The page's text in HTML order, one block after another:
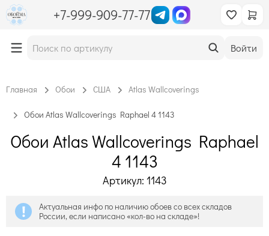
+7-999-909-77-77
Войти
Главная Обои США Atlas Wallcoverings
Обои Atlas Wallcoverings Raphael 4 1143
Обои Atlas Wallcoverings Raphael
4 1143
Артикул: 1143
Актуальная инфо по наличию обоев со всех складов
России, если написано «кол-во на складе»!